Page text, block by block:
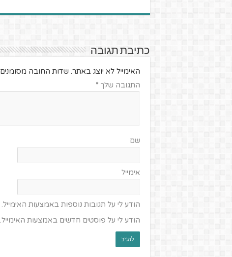
כתיבת תגובה
האימייל לא יוצג באתר. שדות החובה מסומנים
התגובה שלך *
שם
אימייל
הודע לי על תגובות נוספות באמצעות האימייל.
הודע לי על פוסטים חדשים באמצעות האימייל.